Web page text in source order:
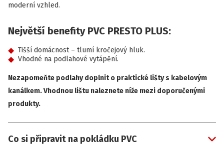
moderní vzhled.
Největší benefity PVC PRESTO PLUS:
Tišší domácnost – tlumí kročejový hluk.
Vhodné na podlahové vytápění.
Nezapomeňte podlahy doplnit o praktické lišty s kabelovým
kanálkem. Vhodnou lištu naleznete níže mezi doporučenými
produkty.
Co si připravit na pokládku PVC